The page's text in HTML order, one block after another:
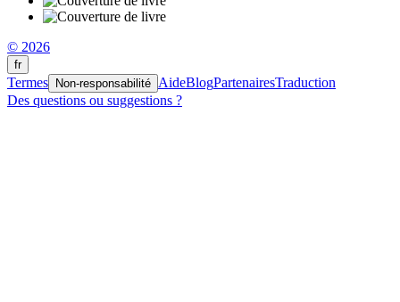
© 2026
fr
Termes Non-responsabilité AideBlogPartenairesTraduction
Des questions ou suggestions ?